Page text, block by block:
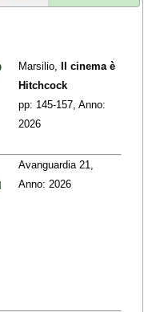
Marsilio,
Il cinema è
Hitchcock
pp: 145-157, Anno:
2026
Avanguardia 21,
Anno: 2026